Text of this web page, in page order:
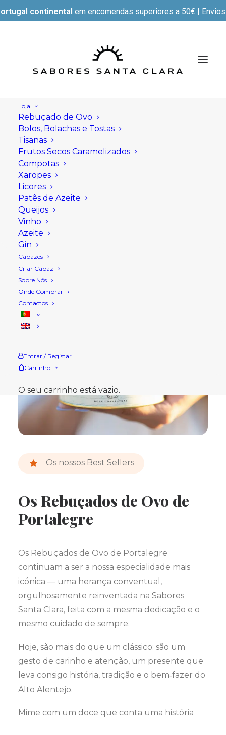
continental em encomendas superiores a 50€ |
Loja
Rebuçado de Ovo
Bolos, Bolachas e Tostas
Tisanas
Frutos Secos Caramelizados
Compotas
Xaropes
Licores
Patês de Azeite
Queijos
Vinho
Azeite
Gin
Cabazes
Criar Cabaz
Sobre Nós
Onde Comprar
Contactos
Entrar / Registar
Carrinho
O seu carrinho está vazio.
Os nossos Best Sellers
Os Rebuçados de Ovo de
Portalegre
Os Rebuçados de Ovo de Portalegre
continuam a ser a nossa especialidade mais
icónica — uma herança conventual,
orgulhosamente reinventada na Sabores
Santa Clara, feita com a mesma dedicação e o
mesmo cuidado de sempre.
Hoje, são mais do que um clássico: são um
gesto de carinho e atenção, um presente que
leva consigo história, tradição e o bem‑fazer do
Alto Alentejo.
Mime com um doce que conta uma história